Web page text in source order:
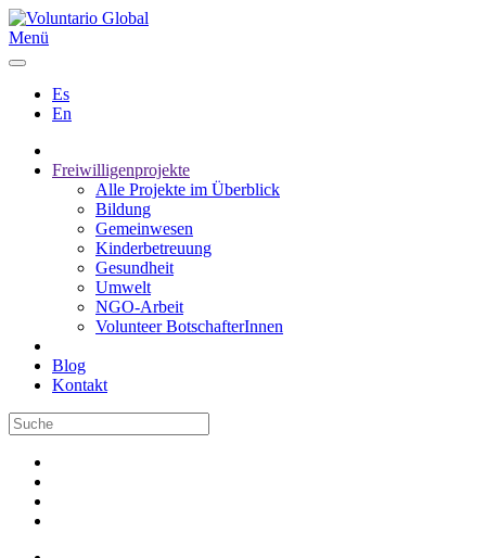
Menü
Es
En
Freiwilligenprojekte
Alle Projekte im Überblick
Bildung
Gemeinwesen
Kinderbetreuung
Gesundheit
Umwelt
NGO-Arbeit
Volunteer BotschafterInnen
Blog
Kontakt